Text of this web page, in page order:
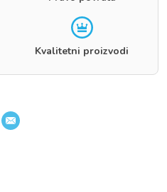
Kvalitetni proizvodi